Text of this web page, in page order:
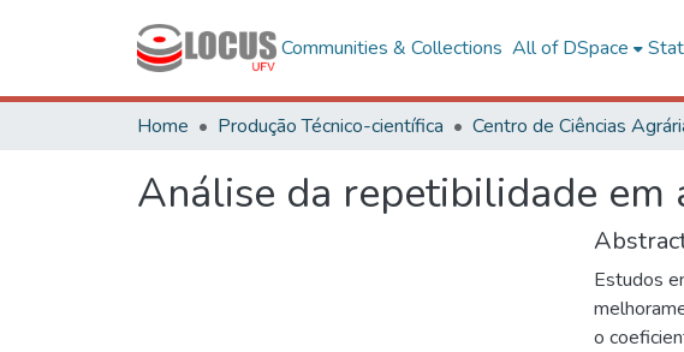
Communities & Collections All of DSpace
Home Produção Técnico-científica Centro de Ciências
Análise da repetibilidade
Estudos
o